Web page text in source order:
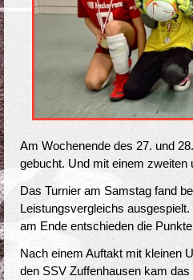
Am Wochenende des 27. und
gebucht. Und mit einem
Das Turnier am Samstag fand
Leistungsvergleichs
am Ende entschieden die
Nach einem Auftakt mit kleinen
den SSV Zuffenhausen kam